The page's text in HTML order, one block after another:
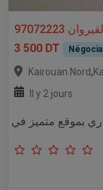
3 500 DT
Kairouan Nord,
Il y 2 jours